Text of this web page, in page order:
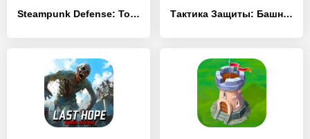
Steampunk Defense: Tower Defense Тактика Защиты: Башни Обороны